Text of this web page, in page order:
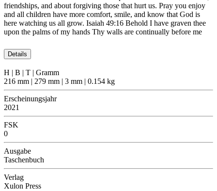
friendships, and about forgiving those that hurt us. Pray you enjoy
and all children have more comfort, smile, and know that God is
here watching us all grow. Isaiah 49:16 Behold I have graven thee
upon the palms of my hands Thy walls are continually before me
Details
H | B | T | Gramm
216 mm | 279 mm | 3 mm | 0.154 kg
Erscheinungsjahr
2021
FSK
0
Ausgabe
Taschenbuch
Verlag
Xulon Press